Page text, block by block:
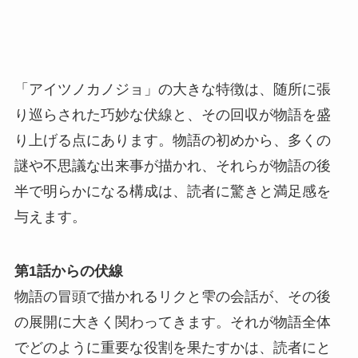
「アイツノカノジョ」の大きな特徴は、随所に張
り巡らされた巧妙な伏線と、その回収が物語を盛
り上げる点にあります。物語の初めから、多くの
謎や不思議な出来事が描かれ、それらが物語の後
半で明らかになる構成は、読者に驚きと満足感を
与えます。
第1話からの伏線
物語の冒頭で描かれるリクと雫の会話が、その後
の展開に大きく関わってきます。それが物語全体
でどのように重要な役割を果たすかは、読者にと